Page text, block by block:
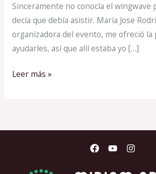
Sinceramente no conocía el wingwave
decía que debía asistir. María Jose
organizadora del evento, me ofreció la
ayudarles, así que allí estaba yo […]
Leer más »